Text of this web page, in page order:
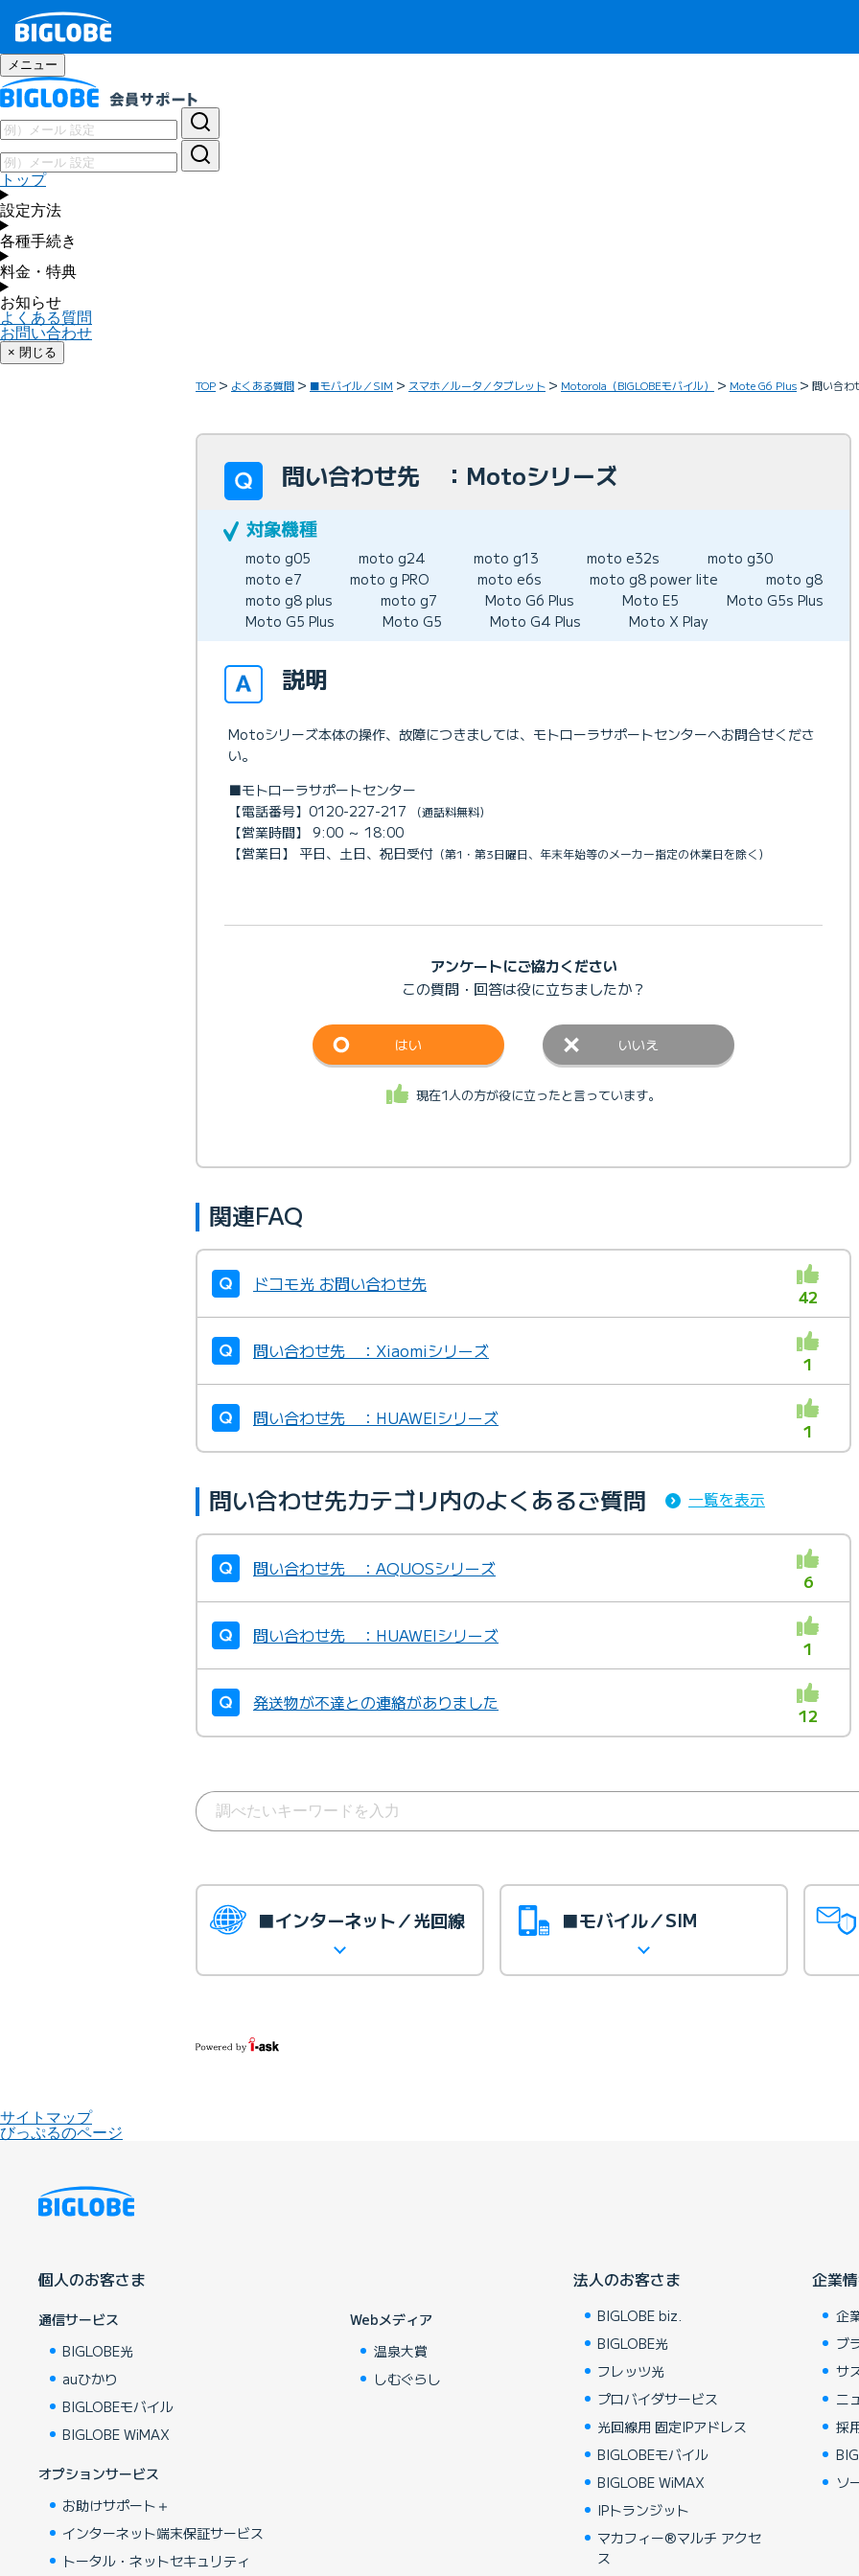
メニュー
トップ
設定方法
各種手続き
料金・特典
お知らせ
よくある質問
お問い合わせ
× 閉じる
TOP よくある質問 ■モバイル／SIM スマホ／ルータ／タブレット Motorola（BIGLOBEモバイル） Mote G6 Plus 問い合
問い合わせ先 ：Motoシリーズ
moto g05 moto g24 moto g13 moto e32s
moto g30
moto e7
moto g PRO moto e6s moto g8 power lite
moto g8
moto g8 plus
moto g7 Moto G6 Plus Moto E5
Moto G5s Plus
Moto G5 Plus
Moto G5 Moto G4 Plus Moto X Play
説明
Motoシリーズ本体の操作、故障につきましては、モトローラサポートセンターへお問合せくださ
い。
■モトローラサポートセンター
【電話番号】0120-227-217
（通話料無料）
【営業時間】 9:00 ～ 18:00
【営業日】 平日、土日、祝日受付 （第1・第3日曜日、年末年始等のメーカー指定の休業日を除く）
アンケートにご協力ください
この質問・回答は役に立ちましたか？
はい いいえ
現在1人の方が役に立ったと言っています。
関連FAQ
ドコモ光 お問い合わせ先
42
問い合わせ先 ：Xiaomiシリーズ
1
問い合わせ先 ：HUAWEIシリーズ
1
問い合わせ先カテゴリ内のよくあるご質問 一覧を表示
問い合わせ先 ：AQUOSシリーズ
6
問い合わせ先 ：HUAWEIシリーズ
1
発送物が不達との連絡がありました
12
■インターネット／光回線 ■モバイル／SIM
サイトマップ
びっぷるのページ
個人のお客さま
通信サービス
BIGLOBE光
auひかり
BIGLOBEモバイル
BIGLOBE WiMAX
オプションサービス
お助けサポート＋
インターネット端末保証サービス
トータル・ネットセキュリティ
Webメディア
温泉大賞
しむぐらし
法人のお客さま
BIGLOBE biz.
BIGLOBE光
フレッツ光
プロバイダサービス
光回線用 固定IPアドレス
BIGLOBEモバイル
BIGLOBE WiMAX
IPトランジット
マカフィー®マルチ アクセ
ス
企業
企
ブ
サ
ニ
採
ソ